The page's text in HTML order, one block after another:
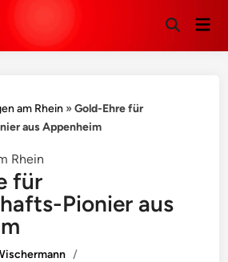
Suche
am Rhein »Gold-Ehre für
aus Appenheim
Rhein
für
Pionier aus
/